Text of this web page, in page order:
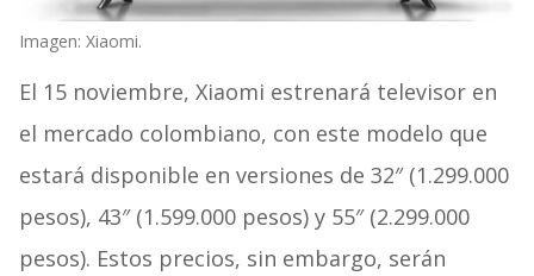
Imagen: Xiaomi.
El 15 noviembre, Xiaomi estrenará televisor en
el mercado colombiano, con este modelo que
estará disponible en versiones de 32″ (1.299.000
pesos), 43″ (1.599.000 pesos) y 55″ (2.299.000
pesos). Estos precios, sin embargo, serán